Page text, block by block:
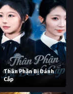
Thân Phận Bị Đánh
Cắp